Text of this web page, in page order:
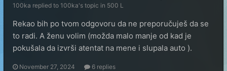
100ka replied to 100ka's topic in 500 L
Rekao bih po tvom odgovoru da ne preporučuješ da se
to radi. A ženu volim (možda malo manje od kad je
pokušala da izvrši atentat na mene i slupala auto ).
November 27, 2024 6 replies